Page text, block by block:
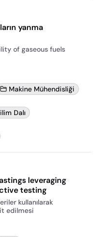
yanma
of gaseous fuels
Makine Mühendisliği
Dalı
leveraging
testing
kullanılarak
edilmesi